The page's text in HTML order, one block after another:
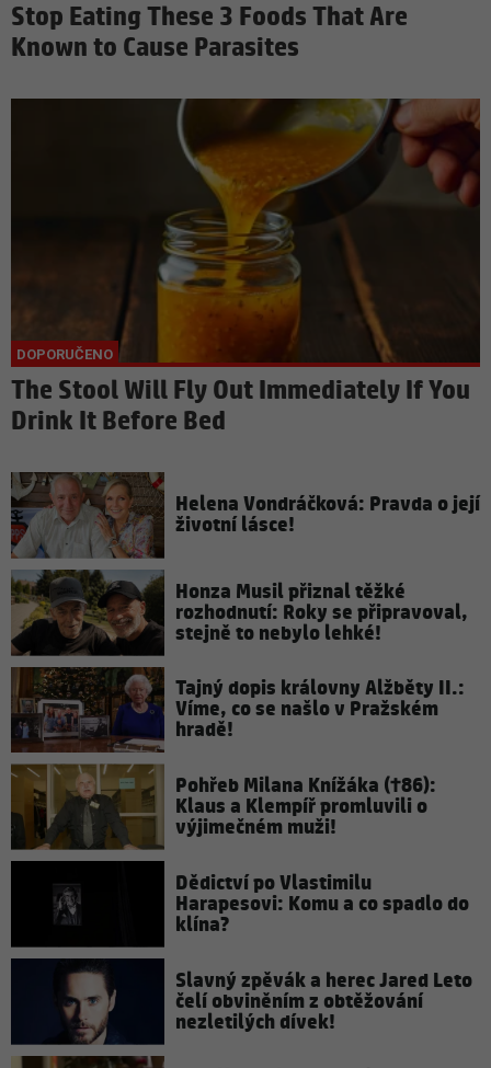
Stop Eating These 3 Foods That Are
Known to Cause Parasites
The Stool Will Fly Out Immediately If You
Drink It Before Bed
Helena Vondráčková: Pravda o její
životní lásce!
Honza Musil přiznal těžké
rozhodnutí: Roky se připravoval,
stejně to nebylo lehké!
Tajný dopis královny Alžběty II.:
Víme, co se našlo v Pražském
hradě!
Pohřeb Milana Knížáka (†86):
Klaus a Klempíř promluvili o
výjimečném muži!
Dědictví po Vlastimilu
Harapesovi: Komu a co spadlo do
klína?
Slavný zpěvák a herec Jared Leto
čelí obviněním z obtěžování
nezletilých dívek!